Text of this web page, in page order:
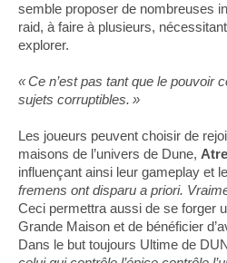
semble proposer de nombreuses
raid, à faire à plusieurs,
explorer.
« Ce n’est pas tant que le pouvoir
sujets corruptibles. »
Les joueurs peuvent choisir de
maisons de l’univers de Dune,
influençant ainsi leur gameplay et
fremens ont disparu a priori.
Ceci permettra aussi de se forger
Grande Maison et de bénéficier
Dans le but toujours Ultime de